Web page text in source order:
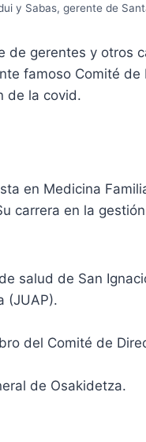
y Sabas, gerente de
de gerentes y otros
famoso Comité de
de la covid.
en Medicina
carrera en la
salud de San
(JUAP).
del Comité de
de Osakidetza.